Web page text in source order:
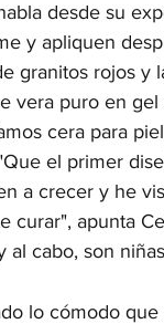
desde su
y apliquen
granitos rojos y
vera puro en
cera para
el primer
a crecer y he
curar", apunta
al cabo, son
lo cómodo